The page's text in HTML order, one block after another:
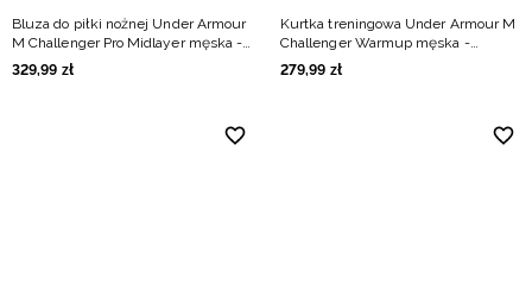
Bluza do piłki nożnej Under Armour
M Challenger Pro Midlayer męska -
czarna
329,99 zł
Kurtka treningowa Under Armour M
Challenger Warmup męska -
granatowa
279,99 zł
Ukraiński / UAH